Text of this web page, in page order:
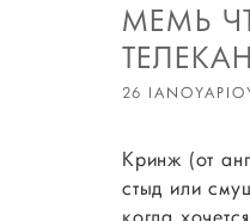
МЕМЫ
26
Кринж (от
стыд или
когда